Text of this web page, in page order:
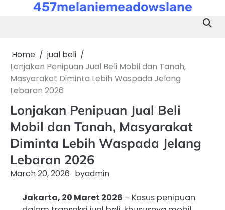
457melaniemeadowslane
Home
jual beli
Lonjakan Penipuan Jual Beli Mobil dan Tanah,
Masyarakat Diminta Lebih Waspada Jelang
Lebaran 2026
Lonjakan Penipuan Jual Beli
Mobil dan Tanah, Masyarakat
Diminta Lebih Waspada Jelang
Lebaran 2026
March 20, 2026 byadmin
Jakarta, 20 Maret 2026 – Kasus penipuan